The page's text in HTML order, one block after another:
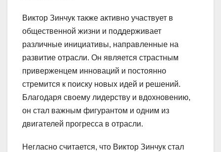
Виктор Зинчук также активно участвует в
общественной жизни и поддерживает
различные инициативы, направленные на
развитие отрасли. Он является страстным
приверженцем инноваций и постоянно
стремится к поиску новых идей и решений.
Благодаря своему лидерству и вдохновению,
он стал важным фигурантом и одним из
двигателей прогресса в отрасли.
Негласно считается, что Виктор Зинчук стал